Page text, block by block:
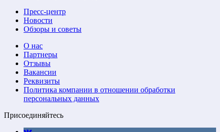
Пресс-центр
Новости
Обзоры и советы
О нас
Партнеры
Отзывы
Вакансии
Реквизиты
Политика компании в отношении обработки
персональных данных
Присоединяйтесь